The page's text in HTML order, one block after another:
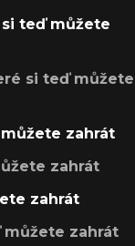
teď můžete
si teď můžete
zahrát
zahrát
zahrát
zahrát